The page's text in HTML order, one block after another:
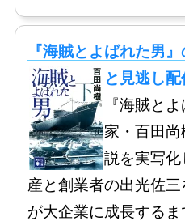
『海賊とよばれた男
と見逃し
『海賊と
家・百田
説を実写
産と創業者の出光佐
が大企業に成長する